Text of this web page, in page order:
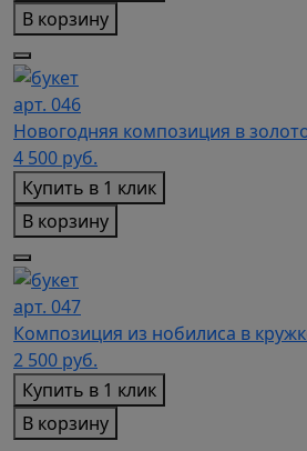
В корзину
арт. 046
Новогодняя композиция в
4 500 руб.
Купить в 1 клик
В корзину
арт. 047
Композиция из нобилиса в
2 500 руб.
Купить в 1 клик
В корзину